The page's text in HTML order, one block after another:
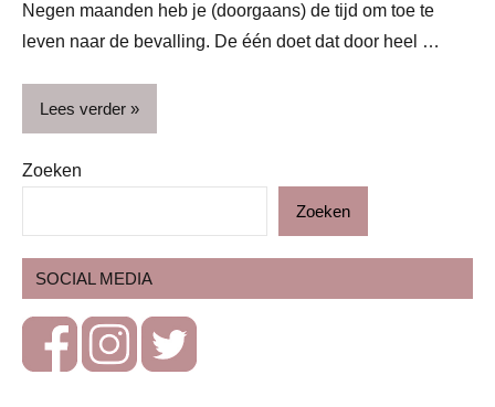
Negen maanden heb je (doorgaans) de tijd om toe te
leven naar de bevalling. De één doet dat door heel …
Lees verder
Begeleiding
Blog
Zwangerschap
Zoeken
Zoeken
SOCIAL MEDIA